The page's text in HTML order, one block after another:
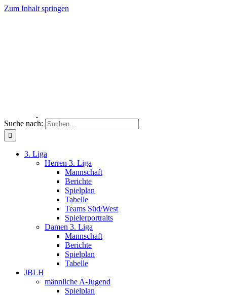
Zum Inhalt springen
Suche nach:
3. Liga
Herren 3. Liga
Mannschaft
Berichte
Spielplan
Tabelle
Teams Süd/West
Spielerportraits
Damen 3. Liga
Mannschaft
Berichte
Spielplan
Tabelle
JBLH
männliche A-Jugend
Spielplan